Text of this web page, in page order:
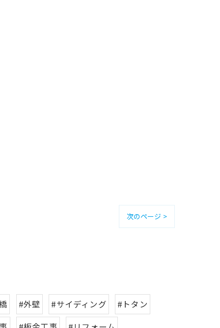
次のページ >
#外壁 #サイディング
#トタン